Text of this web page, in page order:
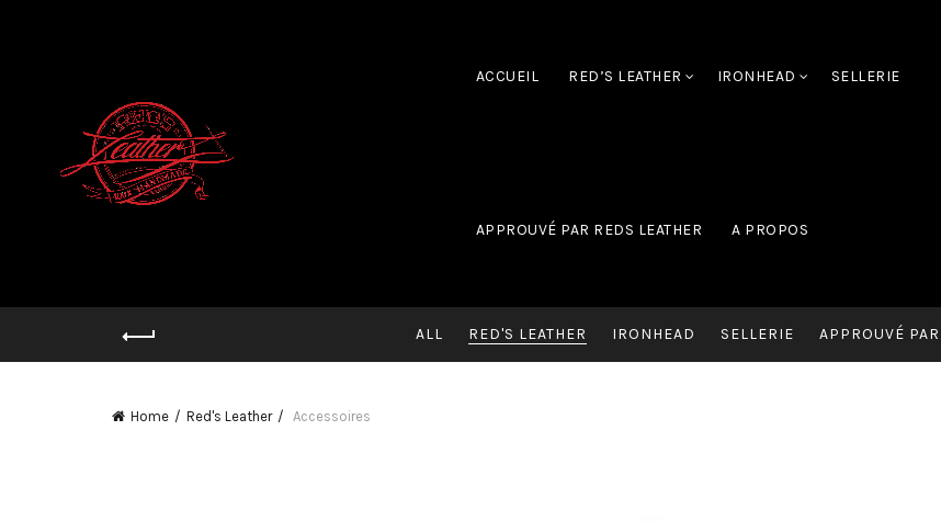
ACCUEIL RED’S LEATHER IRONHEAD SELLERIE
APPROUVÉ PAR REDS LEATHER A PROPOS
ALL RED'S LEATHER IRONHEAD SELLERIE APPROUVÉ
Home Red's Leather Accessoires